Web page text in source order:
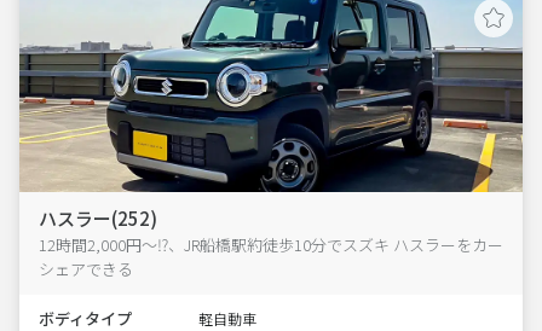
ハスラー(252)
12時間2,000円～⁉、JR船橋駅約徒歩10分でスズキ ハスラーをカー
シェアできる
ボディタイプ 軽自動車